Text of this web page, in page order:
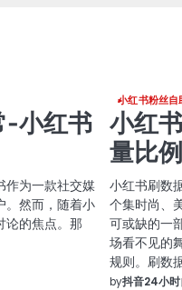
-小红书
作为一款社交媒
。然而，随着小
论的焦点。那
小红书粉丝自
小红
量比
小红书刷数
个集时尚、
可或缺的一
场看不见的
规则。刷数
by抖音24小